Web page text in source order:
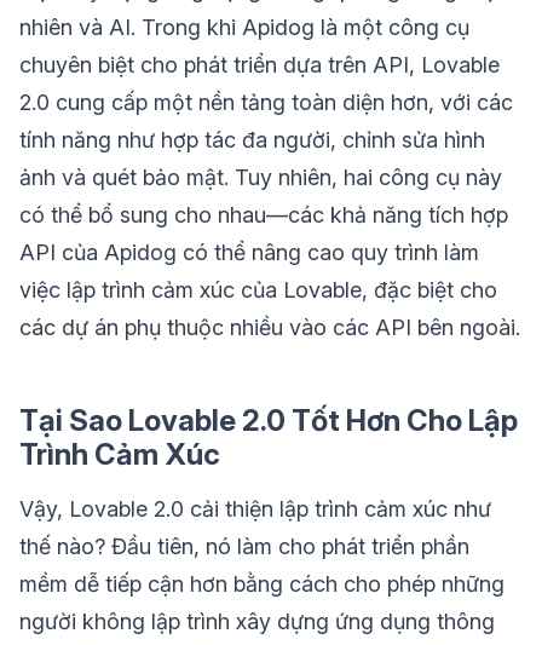
nhiên và AI. Trong khi Apidog là một công cụ
chuyên biệt cho phát triển dựa trên API, Lovable
2.0 cung cấp một nền tảng toàn diện hơn, với các
tính năng như hợp tác đa người, chỉnh sửa hình
ảnh và quét bảo mật. Tuy nhiên, hai công cụ này
có thể bổ sung cho nhau—các khả năng tích hợp
API của Apidog có thể nâng cao quy trình làm
việc lập trình cảm xúc của Lovable, đặc biệt cho
các dự án phụ thuộc nhiều vào các API bên ngoài.
Tại Sao Lovable 2.0 Tốt Hơn Cho Lập
Trình Cảm Xúc
Vậy, Lovable 2.0 cải thiện lập trình cảm xúc như
thế nào? Đầu tiên, nó làm cho phát triển phần
mềm dễ tiếp cận hơn bằng cách cho phép những
người không lập trình xây dựng ứng dụng thông